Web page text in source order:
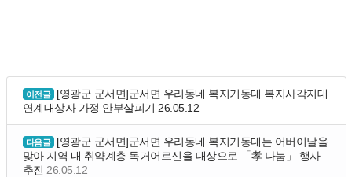
이전글
[영광군 군서면]군서면 우리동네 복지기동대 복지사각지대
연계대상자 가정 안부살피기 26.05.12
다음글
[영광군 군서면]군서면 우리동네 복지기동대는 어버이날을
맞아 지역 내 취약계층 독거어르신을 대상으로 「孝 나눔」 행사
추진 26.05.12